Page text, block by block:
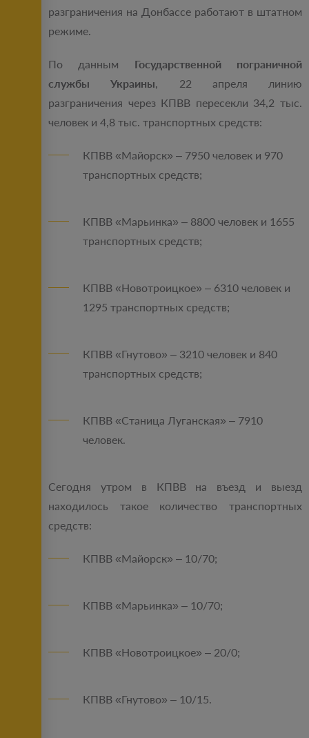
разграничения на Донбассе работают в штатном
режиме.
По данным Государственной пограничной
службы Украины, 22 апреля линию
разграничения через КПВВ пересекли 34,2 тыс.
человек и 4,8 тыс. транспортных средств:
КПВВ «Майорск» – 7950 человек и 970
транспортных средств;
КПВВ «Марьинка» – 8800 человек и 1655
транспортных средств;
КПВВ «Новотроицкое» – 6310 человек и
1295 транспортных средств;
КПВВ «Гнутово» – 3210 человек и 840
транспортных средств;
КПВВ «Станица Луганская» – 7910
человек.
Сегодня утром в КПВВ на въезд и выезд
находилось такое количество транспортных
средств:
КПВВ «Майорск» – 10/70;
КПВВ «Марьинка» – 10/70;
КПВВ «Новотроицкое» – 20/0;
КПВВ «Гнутово» – 10/15.